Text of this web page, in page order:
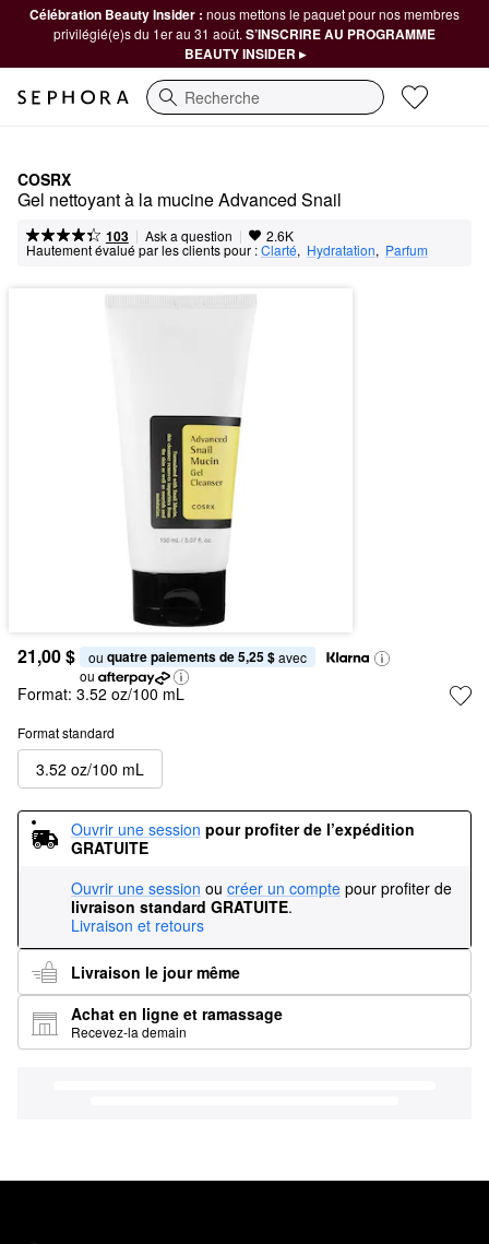
Célébration Beauty Insider : nous mettons le paquet pour nos membres
privilégié(e)s du 1er au 31 août. S’INSCRIRE AU PROGRAMME
BEAUTY INSIDER ▸
Recherche
COSRX
Gel nettoyant à la mucine Advanced Snail
103 | Ask a question | 2.6K
Hautement évalué par les clients pour :Clarté, Hydratation, Parfum
21,00 $ ou quatre paiements de 5,25 $ avec
ou
Format: 3.52 oz/100 mL
Format standard
3.52 oz/100 mL
Ouvrir une session pour profiter de l’expédition
GRATUITE
Ouvrir une session ou créer un compte pour profiter de
livraison standard GRATUITE.
Livraison et retours
Livraison le jour même
Achat en ligne et ramassage
Recevez-la demain